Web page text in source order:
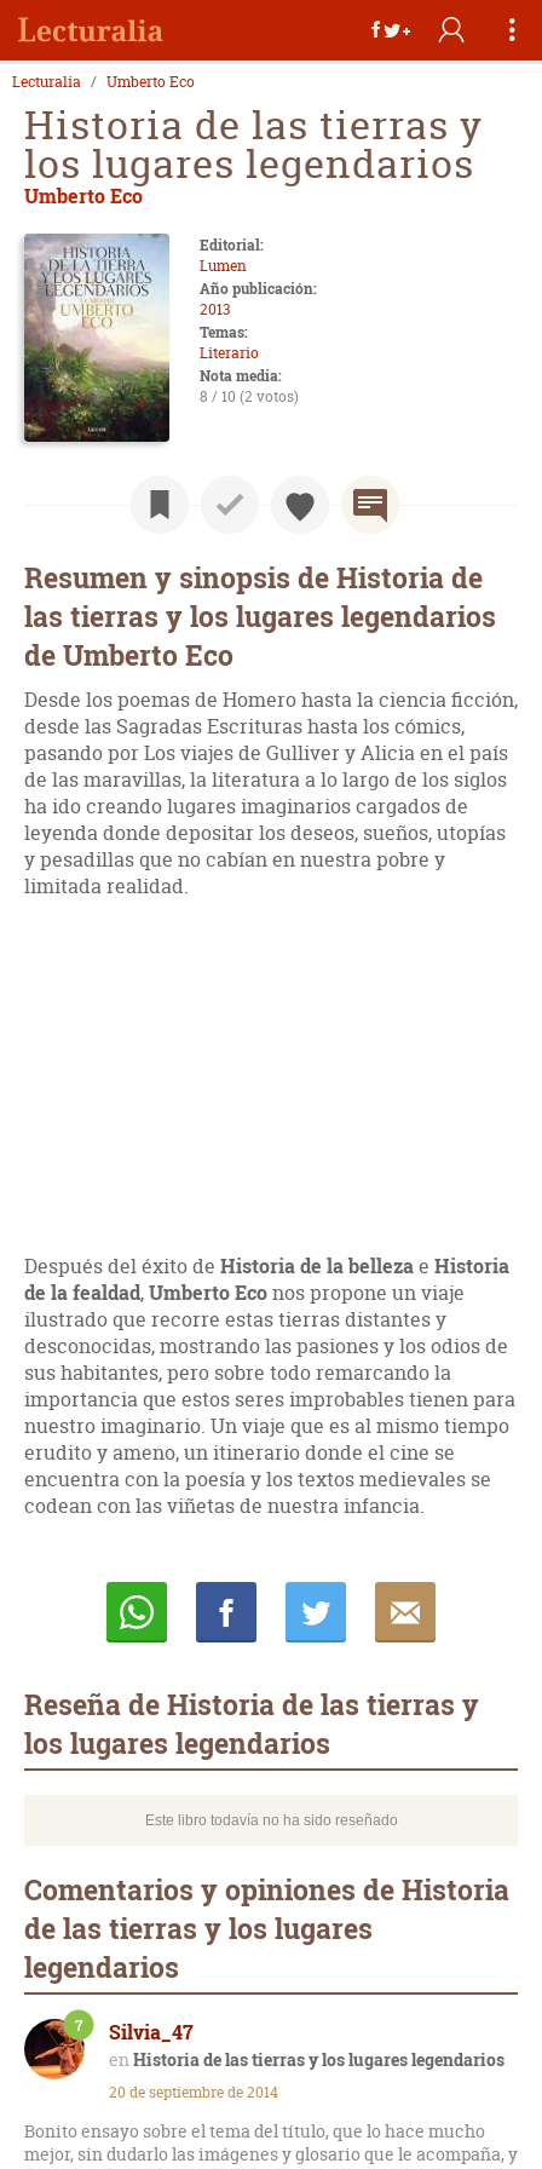
Lecturalia Umberto Eco
Historia de las tierras y
los lugares legendarios
Umberto Eco
Editorial:
Lumen
Año publicación:
2013
Temas:
Literario
Nota media:
8 / 10 (2 votos)
Resumen y sinopsis de Historia de
las tierras y los lugares legendarios
de Umberto Eco
Desde los poemas de Homero hasta la ciencia ficción,
desde las Sagradas Escrituras hasta los cómics,
pasando por Los viajes de Gulliver y Alicia en el país
de las maravillas, la literatura a lo largo de los siglos
ha ido creando lugares imaginarios cargados de
leyenda donde depositar los deseos, sueños, utopías
y pesadillas que no cabían en nuestra pobre y
limitada realidad.
Después del éxito de Historia de la bellezae Historia
de la fealdad,Umberto Econos propone un viaje
ilustrado que recorre estas tierras distantes y
desconocidas, mostrando las pasiones y los odios de
sus habitantes, pero sobre todo remarcando la
importancia que estos seres improbables tienen para
nuestro imaginario. Un viaje que es al mismo tiempo
erudito y ameno, un itinerario donde el cine se
encuentra con la poesía y los textos medievales se
codean con las viñetas de nuestra infancia.
Reseña de Historia de las tierras y
los lugares legendarios
Este libro todavía no ha sido reseñado
Comentarios y opiniones de Historia
de las tierras y los lugares
legendarios
Silvia_47
Historia de las tierras y los lugares legendarios
7
20 de septiembre de 2014
Bonito ensayo sobre el tema del título, que lo hace mucho
mejor, sin dudarlo las imágenes y glosario que le acompaña, y